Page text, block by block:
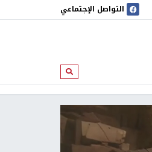
التواصل الإجتماعي
ابحث